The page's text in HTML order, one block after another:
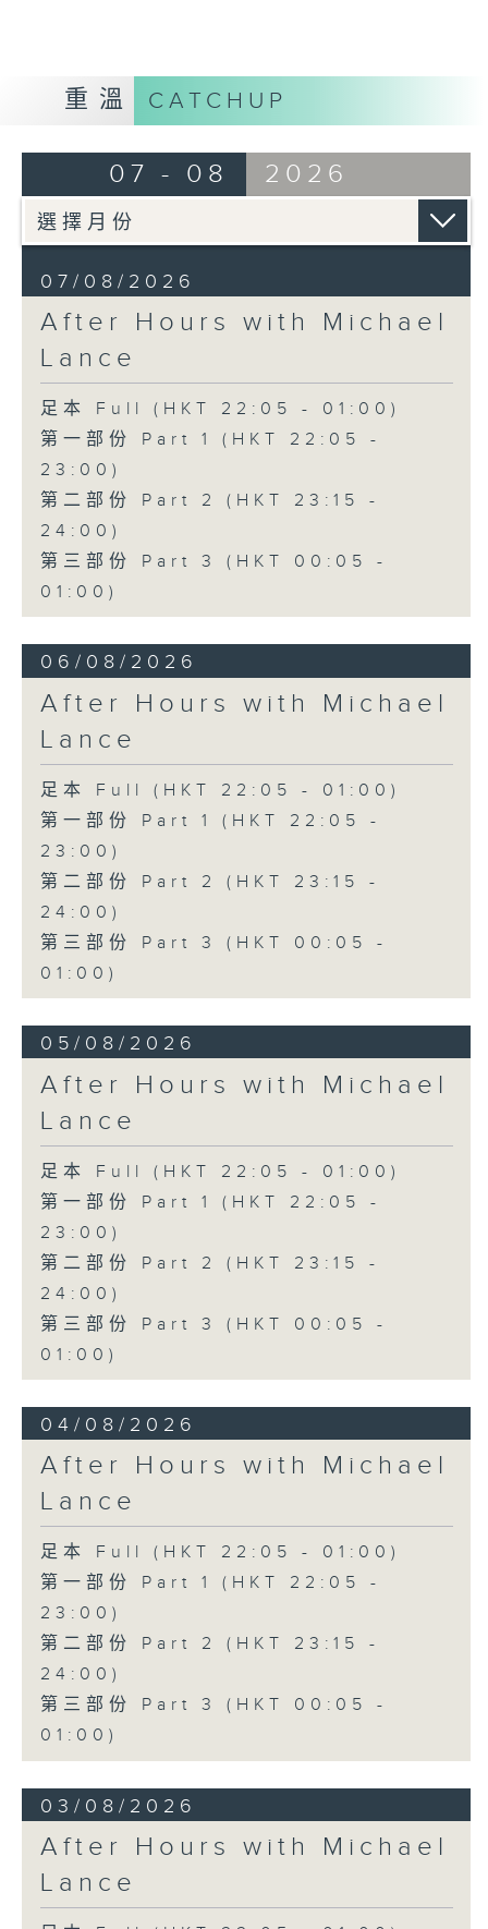
重溫 CATCHUP
07 - 08 2026
07/08/2026
After Hours with Michael
Lance
足本 Full (HKT 22:05 - 01:00)
第一部份 Part 1 (HKT 22:05 -
23:00)
第二部份 Part 2 (HKT 23:15 -
24:00)
第三部份 Part 3 (HKT 00:05 -
01:00)
06/08/2026
After Hours with Michael
Lance
足本 Full (HKT 22:05 - 01:00)
第一部份 Part 1 (HKT 22:05 -
23:00)
第二部份 Part 2 (HKT 23:15 -
24:00)
第三部份 Part 3 (HKT 00:05 -
01:00)
05/08/2026
After Hours with Michael
Lance
足本 Full (HKT 22:05 - 01:00)
第一部份 Part 1 (HKT 22:05 -
23:00)
第二部份 Part 2 (HKT 23:15 -
24:00)
第三部份 Part 3 (HKT 00:05 -
01:00)
04/08/2026
After Hours with Michael
Lance
足本 Full (HKT 22:05 - 01:00)
第一部份 Part 1 (HKT 22:05 -
23:00)
第二部份 Part 2 (HKT 23:15 -
24:00)
第三部份 Part 3 (HKT 00:05 -
01:00)
03/08/2026
After Hours with Michael
Lance